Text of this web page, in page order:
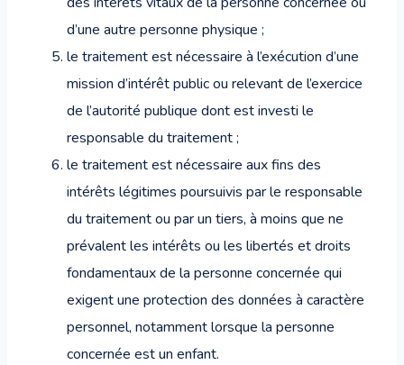
d’une autre personne physique ;
le traitement est nécessaire à l’exécution d’une
mission d’intérêt public ou relevant de l’exercice
de l’autorité publique dont est investi le
responsable du traitement ;
le traitement est nécessaire aux fins des
intérêts légitimes poursuivis par le responsable
du traitement ou par un tiers, à moins que ne
prévalent les intérêts ou les libertés et droits
fondamentaux de la personne concernée qui
exigent une protection des données à caractère
personnel, notamment lorsque la personne
concernée est un enfant.